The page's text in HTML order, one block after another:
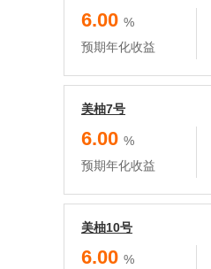
6.00 %
预期年化收益
美柚7号
6.00 %
预期年化收益
美柚10号
6.00 %